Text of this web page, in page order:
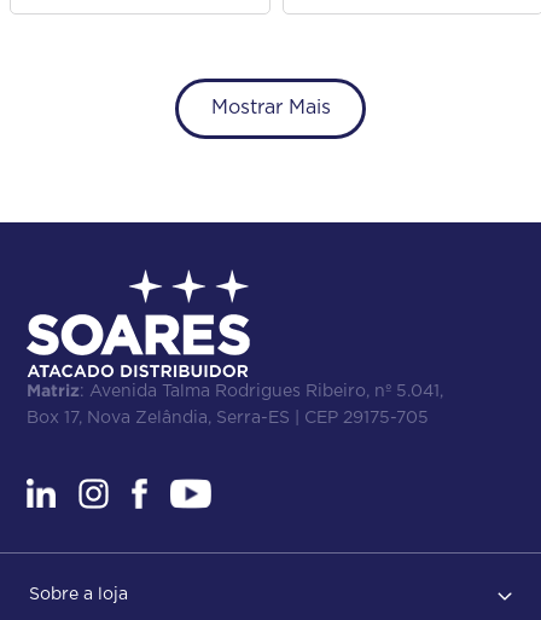
Mostrar Mais
Matriz: Avenida Talma Rodrigues Ribeiro, nº 5.041,
Box 17, Nova Zelândia, Serra-ES | CEP 29175-705
Sobre a loja